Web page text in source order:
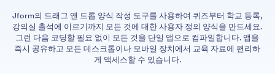
Jform의 드래그 앤 드롭 양식 작성 도구를 사용하여 퀴즈부터 학교 등록,
강의실 출석에 이르기까지 모든 것에 대한 사용자 정의 양식을 만드세요.
그런 다음 코딩할 필요 없이 모든 것을 단일 앱으로 컴파일합니다. 앱을
즉시 공유하고 모든 데스크톱이나 모바일 장치에서 교육 자료에 편리하
게 액세스할 수 있습니다.